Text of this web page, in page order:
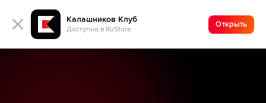
Калашников Клуб
Доступно в RuStore
Открыть